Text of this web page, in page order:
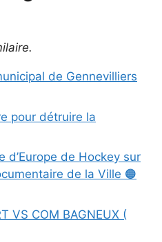
de Gennevilliers
pour détruire la
d’Europe de Hockey sur
de la Ville 🟠
VS COM BAGNEUX (